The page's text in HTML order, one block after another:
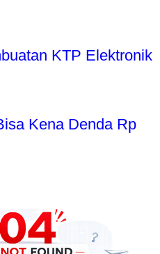
KTP Elektronik
Kena Denda Rp